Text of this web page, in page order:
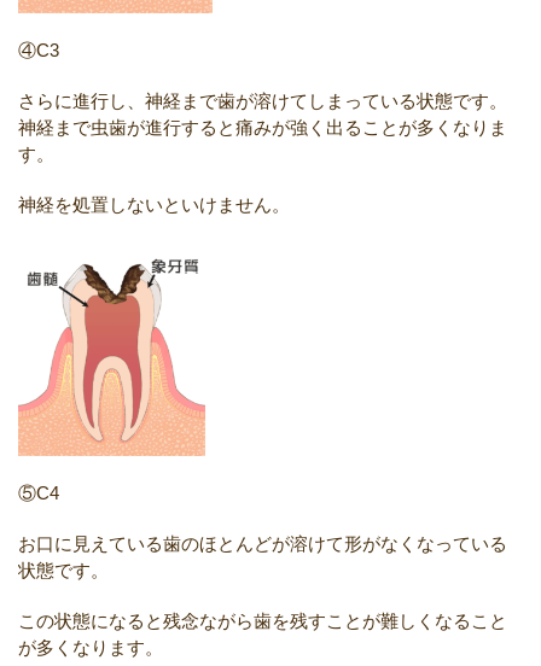
④C3
さらに進行し、神経まで歯が溶けてしまっている状態です。
神経まで虫歯が進行すると痛みが強く出ることが多くなりま
す。
神経を処置しないといけません。
⑤C4
お口に見えている歯のほとんどが溶けて形がなくなっている
状態です。
この状態になると残念ながら歯を残すことが難しくなること
が多くなります。